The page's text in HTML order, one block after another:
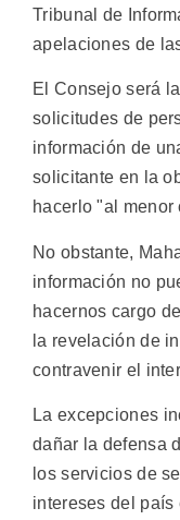
Tribunal de
apelaciones de
El Consejo será
solicitudes de
información de
solicitante en la
hacerlo "al menor
No obstante,
información no
hacernos cargo
la revelación de
contravenir el
La excepciones
dañar la defensa
los servicios de
intereses del